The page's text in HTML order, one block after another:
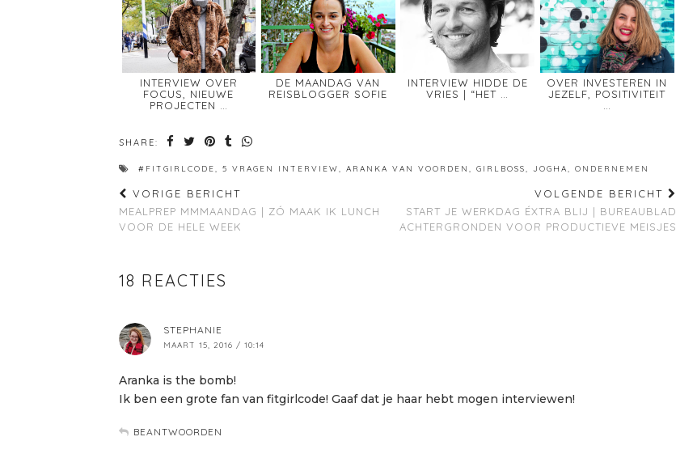
INTERVIEW OVER
FOCUS, NIEUWE
PROJECTEN …
DE MAANDAG VAN
REISBLOGGER SOFIE
INTERVIEW HIDDE DE
VRIES | “HET …
OVER INVESTEREN IN
JEZELF, POSITIVITEIT
SHARE:
#FITGIRLCODE, 5 VRAGEN INTERVIEW, ARANKA VAN VOORDEN , GIRLBOSS, JOGHA, ONDERNEMEN
VORIGE BERICHT
MEALPREP MMMAANDAG | ZÓ MAAK IK LUNCH
VOOR DE HELE WEEK
VOLGENDE BERICHT
START JE WERKDAG ÉXTRA BLIJ | BUREAUBLAD
ACHTERGRONDEN VOOR PRODUCTIEVE MEISJES
18 REACTIES
STEPHANIE
MAART 15, 2016 / 10:14
Aranka is the bomb!
Ik ben een grote fan van fitgirlcode! Gaaf dat je haar hebt mogen interviewen!
BEANTWOORDEN